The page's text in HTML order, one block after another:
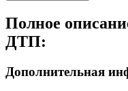
Полное
ДТП:
Дополнительная